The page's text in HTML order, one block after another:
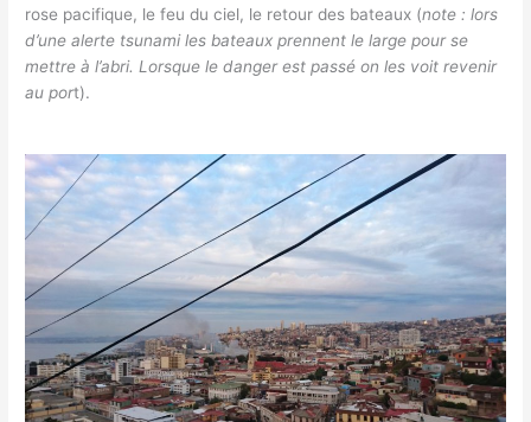
rose pacifique, le feu du ciel, le retour des bateaux (note : lors
d’une alerte tsunami les bateaux prennent le large pour se
mettre à l’abri. Lorsque le danger est passé on les voit revenir
au port).